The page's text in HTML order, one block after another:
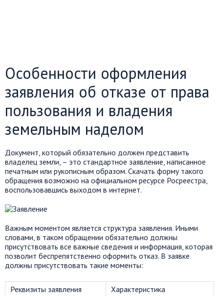
Особенности оформления
заявления об отказе от права
пользования и владения
земельным наделом
Документ, который обязательно должен представить
владелец земли, – это стандартное заявление, написанное
печатным или рукописным образом. Скачать форму такого
обращения возможно на официальном ресурсе Росреестра,
воспользовавшись выходом в интернет.
Важным моментом является структура заявления. Иными
словами, в таком обращении обязательно должны
присутствовать все важные сведения и информация, которая
позволит беспрепятственно оформить отказ. В заявке
должны присутствовать такие моменты:
Реквизиты заявления
Характеристика